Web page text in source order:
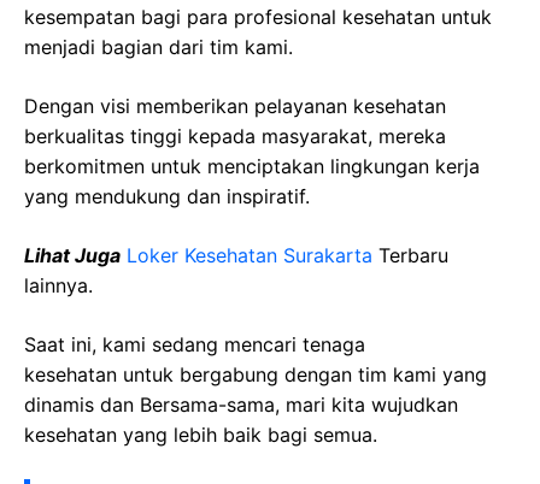
kesempatan bagi para profesional kesehatan untuk
menjadi bagian dari tim kami.
Dengan visi memberikan pelayanan kesehatan
berkualitas tinggi kepada masyarakat, mereka
berkomitmen untuk menciptakan lingkungan kerja
yang mendukung dan inspiratif.
Lihat Juga Loker Kesehatan Surakarta Terbaru
lainnya.
Saat ini, kami sedang mencari tenaga
kesehatan untuk bergabung dengan tim kami yang
dinamis dan Bersama-sama, mari kita wujudkan
kesehatan yang lebih baik bagi semua.